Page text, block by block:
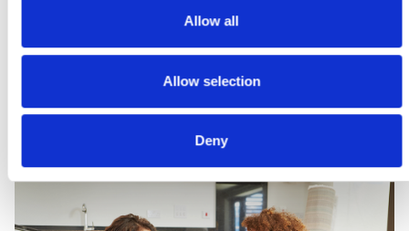
Allow all
Allow selection
Deny
Erfahre, was dein Kundenstamm bewegt –
qualifizierende Kundeninformationen für eine